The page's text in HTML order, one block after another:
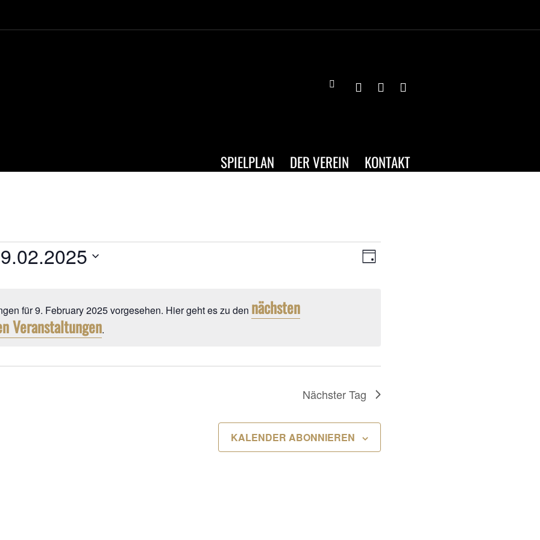
SPIELPLAN DER VEREIN KONTAKT
für 9. February 2025 vorgesehen. Hier geht es zu den nächsten
Veranstaltungen.
ANSICHTEN-
VERANSTALTUNG
ANSICHTEN-
TAG
Nächster Tag
KALENDER ABONNIEREN